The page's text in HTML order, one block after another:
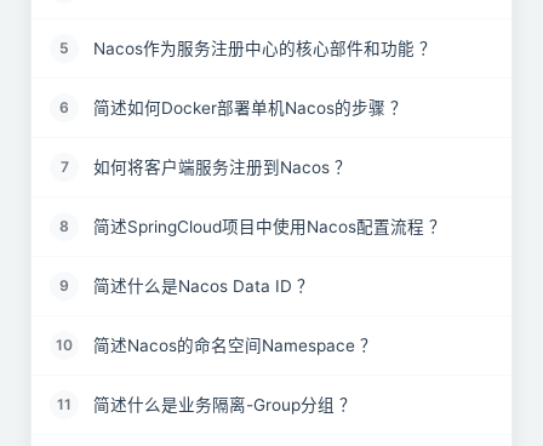
5 Nacos作为服务注册中心的核心部件和功能 ？
6 简述如何Docker部署单机Nacos的步骤 ？
7 如何将客户端服务注册到Nacos ？
8 简述SpringCloud项目中使用Nacos配置流程 ？
9 简述什么是Nacos Data ID ？
10 简述Nacos的命名空间Namespace ？
11 简述什么是业务隔离-Group分组 ？